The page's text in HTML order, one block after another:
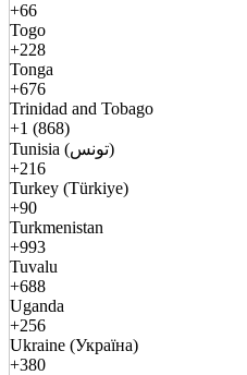
+66
Togo
+228
Tonga
+676
Trinidad and Tobago
+1 (868)
Tunisia (تونس)
+216
Turkey (Türkiye)
+90
Turkmenistan
+993
Tuvalu
+688
Uganda
+256
Ukraine (Україна)
+380